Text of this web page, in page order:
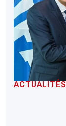
ACTUALITÉS